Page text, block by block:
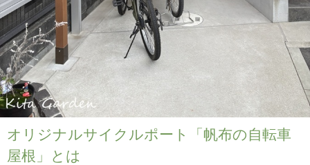
オリジナルサイクルポート「帆布の自転車
屋根」とは